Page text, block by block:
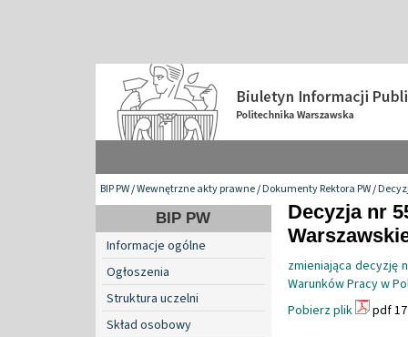
BIP PW/Wewnętrzne akty prawne/Dokumenty Rektora PW/
BIP PW
Informacje ogólne
Ogłoszenia
Struktura uczelni
Skład osobowy
Decyzja nr
zmieniająca decyzję
Warunków Pracy w
Pobierz plik
pdf